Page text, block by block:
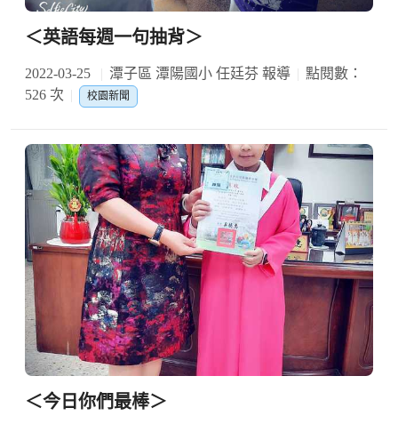
＜英語每週一句抽背＞
2022-03-25 潭子區 潭陽國小 任廷芬 報導
點閱數：
526 次
校園新聞
＜今日你們最棒＞